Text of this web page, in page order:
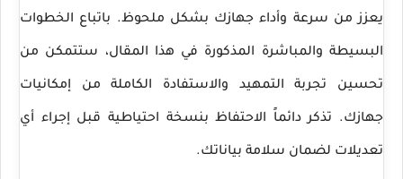
يعزز من سرعة وأداء جهازك بشكل ملحوظ. باتباع الخطوات
البسيطة والمباشرة المذكورة في هذا المقال، ستتمكن من
تحسين تجربة التمهيد والاستفادة الكاملة من إمكانيات
جهازك. تذكر دائماً الاحتفاظ بنسخة احتياطية قبل إجراء أي
تعديلات لضمان سلامة بياناتك.